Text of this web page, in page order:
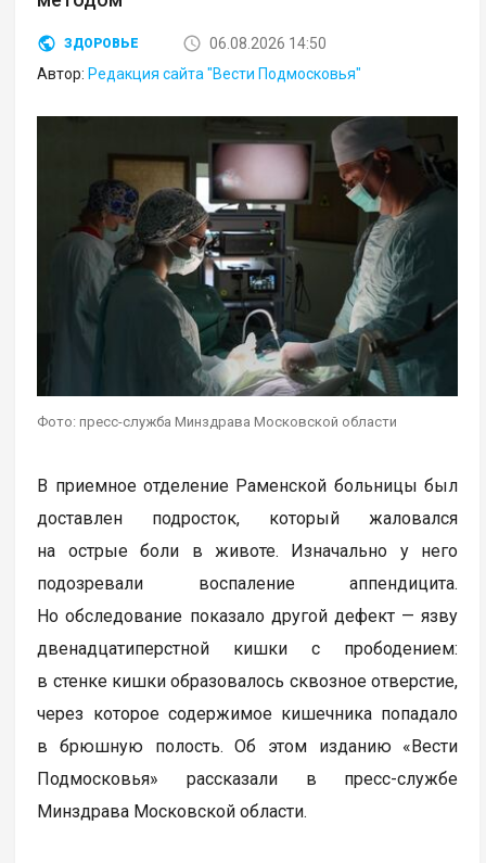
ЗДОРОВЬЕ
06.08.2026 14:50
Автор: Редакция сайта "Вести Подмосковья"
Фото: пресс-служба Минздрава Московской области
В приемное отделение Раменской больницы был
доставлен подросток, который жаловался
на острые боли в животе. Изначально у него
подозревали воспаление аппендицита.
Но обследование показало другой дефект — язву
двенадцатиперстной кишки с прободением:
в стенке кишки образовалось сквозное отверстие,
через которое содержимое кишечника попадало
в брюшную полость. Об этом изданию «Вести
Подмосковья» рассказали в пресс-службе
Минздрава Московской области.